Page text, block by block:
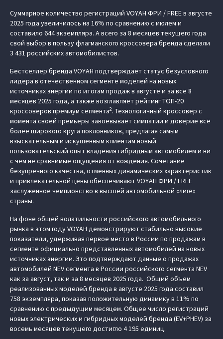
Суммарное количество регистраций VOYAH ФРИ / FREE в августе
2025 года увеличилось на 16% по сравнению с июлем и
составило 644 экземпляра. А всего за 8 месяцев текущего года
свой выбор в пользу флагманского кроссовера бренда сделали
3 431 российских автомобилистов.
Бестселлер бренда VOYAH подтверждает статус безусловного
лидера в отечественном сегменте моделей на новых
источниках энергии по итогам продаж в августе и за все 8
месяцев 2025 года, а также возглавляет рейтинг ТОП-20
кроссоверов премиум сегмента2. Технологичный кроссовер с
момента своей премьеры завоевывает симпатии и доверие всё
более широкого круга поклонников, предлагая самым
взыскательным и искушенным клиентам новый
пользовательский опыт владения гибридным автомобилем и ни
с чем не сравнимые ощущения от вождения. Сочетание
безупречного качества, отменных динамических характеристик
и привлекательной цены обеспечивают VOYAH ФРИ / FREE
заслуженное чемпионство в высшей автомобильной «лиге»
страны.
На фоне общей волатильности российского автомобильного
рынка в этом году VOYAH демонстрируют стабильно высокие
показатели, удерживая первое место в России по продажам в
сегменте официально представленных автомобилей на новых
источниках энергии. Это подтверждают данные о продажах
автомобилей NEV сегмента в России российского сегмента NEV
как за август, так и за 8 месяцев 2025 года. Общий объем
реализованных моделей бренда в августе 2025 года составил
758 экземпляра, показав положительную динамику в 11% по
сравнению с предыдущим месяцем. Общее число регистраций
новых электрических и гибридных моделей бренда (EV+PHEV) за
восемь месяцев текущего достигло 4 195 единиц.